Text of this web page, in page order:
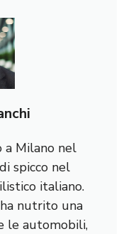
a Milano nel
spicco nel
italiano.
nutrito una
le automobili,